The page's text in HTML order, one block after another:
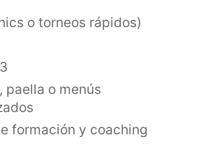
o torneos rápidos)
paella o menús
formación y coaching